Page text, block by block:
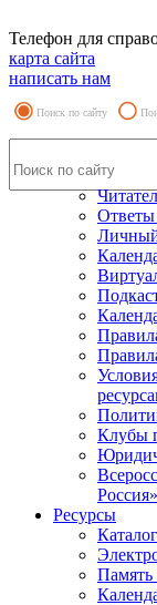
Телефон для
карта сайта
написать нам
Поиск по сайту
Ответы
Клубы
Россия»
Ресурсы